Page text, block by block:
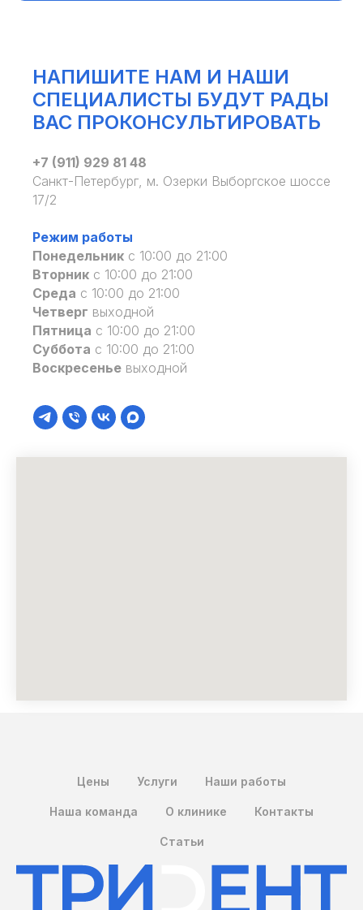
НАПИШИТЕ НАМ И НАШИ
СПЕЦИАЛИСТЫ БУДУТ РАДЫ
ВАС ПРОКОНСУЛЬТИРОВАТЬ
+7 (911) 929 81 48
Санкт-Петербург, м. Озерки Выборгское шоссе
17/2
Режим работы
Понедельник с 10:00 до 21:00
Вторник с 10:00 до 21:00
Среда с 10:00 до 21:00
Четверг выходной
Пятница с 10:00 до 21:00
Суббота с 10:00 до 21:00
Воскресенье выходной
Цены Услуги Наши работы
Наша команда О клинике Контакты
Статьи